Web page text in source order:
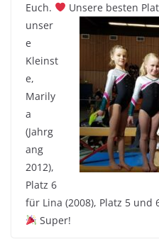
Euch.
Unsere besten
unser
e
Kleinst
e,
Marily
a
(Jahrg
ang
2012),
Platz 6
für Lina (2008), Platz 5 und
Super!